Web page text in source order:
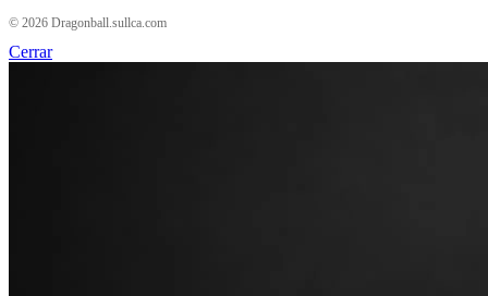
© 2026 Dragonball.sullca.com
Cerrar